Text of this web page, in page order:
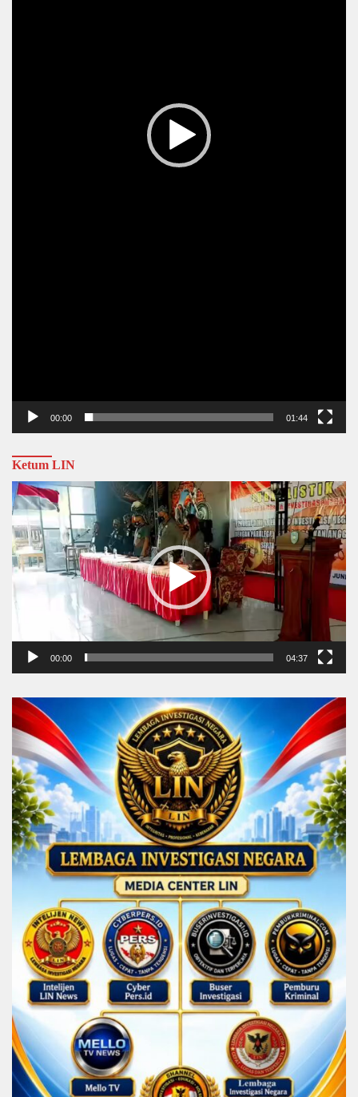
00:00 01:44
Ketum LIN
Video
Player
00:00 04:37